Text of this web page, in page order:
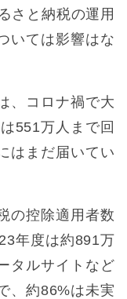
さと納税の運用
いては影響はな
、コロナ禍で大
551万人まで回
はまだ届いてい
の控除適用者数
年度は約891万
タルサイトなど
、約86%は未実